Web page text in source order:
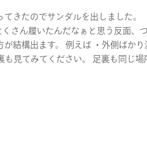
きたのでサンダルを出しました。
さん履いたんだなぁと思う反面、
結構出ます。 例えば ・外側ばか
見てみてください。 足裏も同じ場